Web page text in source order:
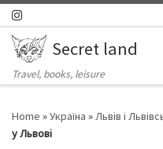
Skip to content
Secret land
Travel, books, leisure
Home »Україна »Львів і
у Львові